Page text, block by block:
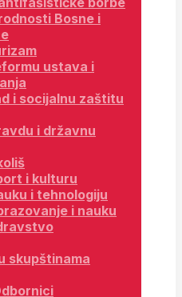
Bosne i
ustava i
i socijalnu zaštitu
i državnu
i kulturu
i tehnologiju
i nauku
skupštinama